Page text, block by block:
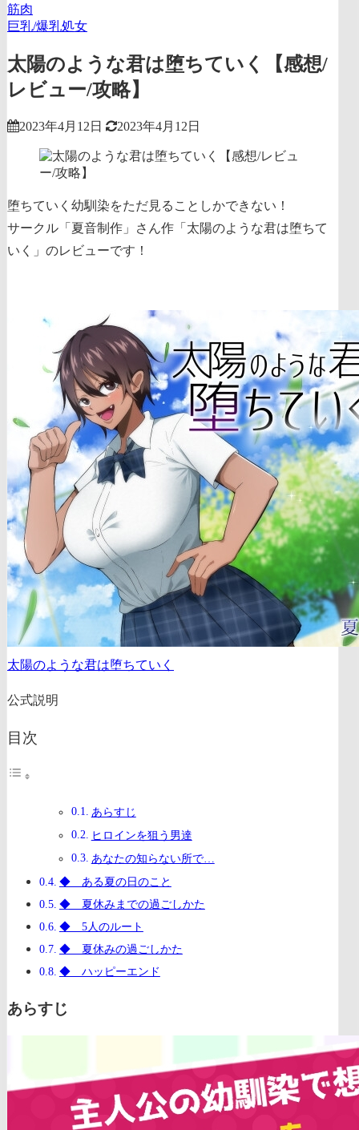
筋肉
巨乳/爆乳処女
太陽のような君は堕ちていく【感想/
レビュー/攻略】
2023年4月12日 2023年4月12日
堕ちていく幼馴染をただ見ることしかできない！
サークル「夏音制作」さん作「太陽のような君は堕ちて
いく」のレビューです！
太陽のような君は堕ちていく
公式説明
目次
あらすじ
ヒロインを狙う男達
あなたの知らない所で…
◆ ある夏の日のこと
◆ 夏休みまでの過ごしかた
◆ 5人のルート
◆ 夏休みの過ごしかた
◆ ハッピーエンド
あらすじ